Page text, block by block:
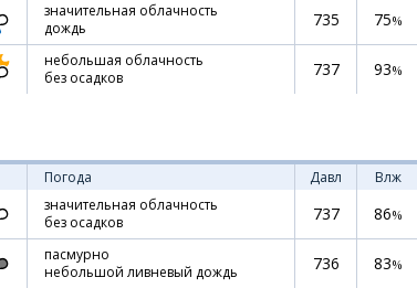
значительная облачность
дождь
735 75%
небольшая облачность
без осадков
737 93%
Погода Давл Влж
значительная облачность
без осадков
737 86%
пасмурно
небольшой ливневый дождь
736 83%